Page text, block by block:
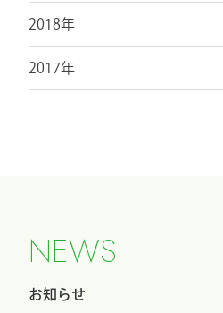
2018年
2017年
NEWS
お知らせ